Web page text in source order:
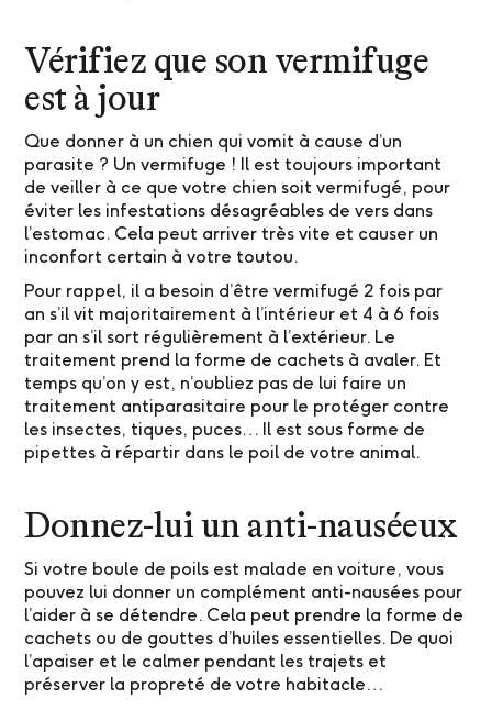
Vérifiez que son vermifuge
est à jour
Que donner à un chien qui vomit à cause d’un
parasite ? Un vermifuge ! Il est toujours important
de veiller à ce que votre chien soit vermifugé, pour
éviter les infestations désagréables de vers dans
l’estomac. Cela peut arriver très vite et causer un
inconfort certain à votre toutou.
Pour rappel, il a besoin d’être vermifugé 2 fois par
an s’il vit majoritairement à l’intérieur et 4 à 6 fois
par an s’il sort régulièrement à l’extérieur. Le
traitement prend la forme de cachets à avaler. Et
temps qu’on y est, n’oubliez pas de lui faire un
traitement antiparasitaire pour le protéger contre
les insectes, tiques, puces… Il est sous forme de
pipettes à répartir dans le poil de votre animal.
Donnez-lui un anti-nauséeux
Si votre boule de poils est malade en voiture, vous
pouvez lui donner un complément anti-nausées pour
l’aider à se détendre. Cela peut prendre la forme de
cachets ou de gouttes d’huiles essentielles. De quoi
l’apaiser et le calmer pendant les trajets et
préserver la propreté de votre habitacle…